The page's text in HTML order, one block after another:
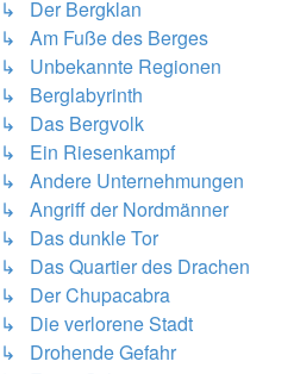
↳ Der Bergklan
↳ Am Fuße des Berges
↳ Unbekannte Regionen
↳ Berglabyrinth
↳ Das Bergvolk
↳ Ein Riesenkampf
↳ Andere Unternehmungen
↳ Angriff der Nordmänner
↳ Das dunkle Tor
↳ Das Quartier des Drachen
↳ Der Chupacabra
↳ Die verlorene Stadt
↳ Drohende Gefahr